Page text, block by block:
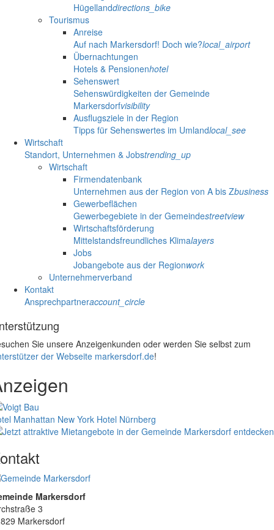
Hügellanddirections_bike
Tourismus
Anreise
Auf nach Markersdorf! Doch wie?local_airport
Übernachtungen
Hotels & Pensionenhotel
Sehenswert
Sehenswürdigkeiten der Gemeinde
Markersdorfvisibility
Ausflugsziele in der Region
Tipps für Sehenswertes im Umlandlocal_see
Wirtschaft
Standort, Unternehmen & Jobstrending_up
Wirtschaft
Firmendatenbank
Unternehmen aus der Region von A bis Zbusiness
Gewerbeflächen
Gewerbegebiete in der Gemeindestreetview
Wirtschaftsförderung
Mittelstandsfreundliches Klimalayers
Jobs
Jobangebote aus der Regionwork
Unternehmerverband
Kontakt
Ansprechpartneraccount_circle
Sie unsere Anzeigenkunden oder werden Sie selbst zum
der Webseite markersdorf.de!
Manhattan New York Hotel Nürnberg
Markersdorf
3
Markersdorf